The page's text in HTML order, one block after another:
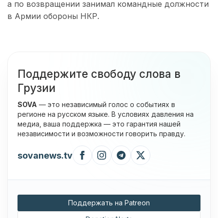
а по возвращении занимал командные должности
в Армии обороны НКР.
Поддержите свободу слова в
Грузии
SOVA — это независимый голос о событиях в
регионе на русском языке. В условиях давления на
медиа, ваша поддержка — это гарантия нашей
независимости и возможности говорить правду.
sovanews.tv
Поддержать на Patreon